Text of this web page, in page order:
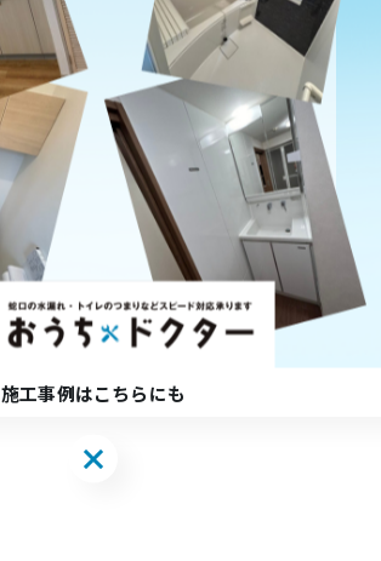
施工事例はこちらにも
施工事例はこちらにも